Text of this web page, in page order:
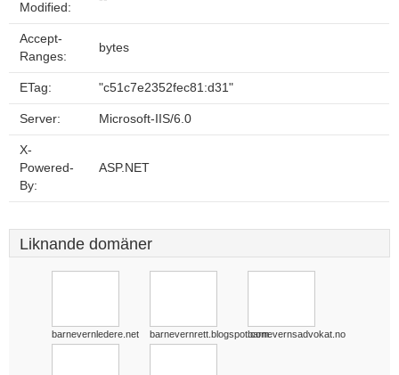
Modified:
Accept-
Ranges:
bytes
ETag: "c51c7e2352fec81:d31"
Server: Microsoft-IIS/6.0
X-
Powered-
By:
ASP.NET
Liknande domäner
barnevernledere.net barnevernrett.blogspot.combarnevernsadvokat.no